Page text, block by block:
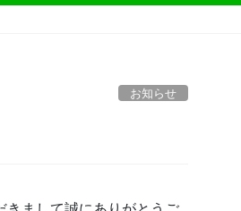
お知らせ